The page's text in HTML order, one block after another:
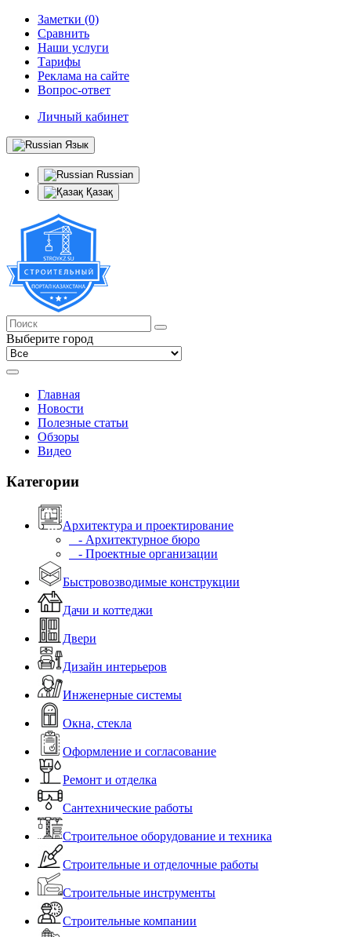
Заметки (0)
Сравнить
Наши услуги
Тарифы
Реклама на сайте
Вопрос-ответ
Личный кабинет
Язык
Russian
Қазақ
Выберите город
Главная
Новости
Полезные статьи
Обзоры
Видео
Категории
Архитектура и проектирование
- Архитектурное бюро
- Проектные организации
Быстровозводимые конструкции
Дачи и коттеджи
Двери
Дизайн интерьеров
Инженерные системы
Окна, стекла
Оформление и согласование
Ремонт и отделка
Сантехнические работы
Строительное оборудование и техника
Строительные и отделочные работы
Строительные инструменты
Строительные компании